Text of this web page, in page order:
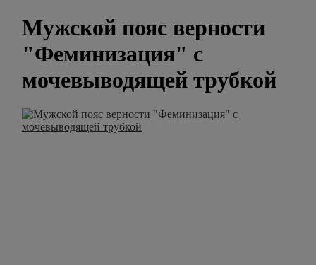
Мужской пояс верности
"Феминизация" с
мочевыводящей трубкой